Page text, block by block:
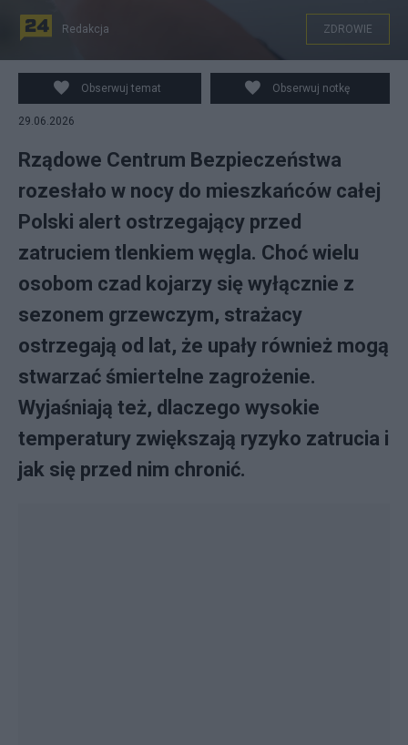
Redakcja ZDROWIE
Obserwuj temat Obserwuj notkę
29.06.2026
Rządowe Centrum Bezpieczeństwa
rozesłało w nocy do mieszkańców całej
Polski alert ostrzegający przed
zatruciem tlenkiem węgla. Choć wielu
osobom czad kojarzy się wyłącznie z
sezonem grzewczym, strażacy
ostrzegają od lat, że upały również mogą
stwarzać śmiertelne zagrożenie.
Wyjaśniają też, dlaczego wysokie
temperatury zwiększają ryzyko zatrucia i
jak się przed nim chronić.